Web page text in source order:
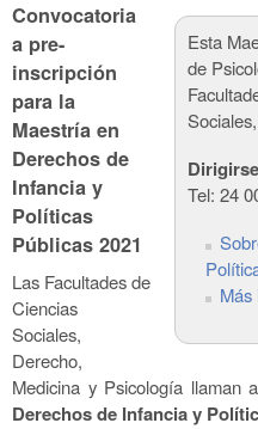
Esta
de
Tel: 24
Más
Convocatoria
a pre-
inscripción
para la
Maestría en
Derechos de
Infancia y
Políticas
Públicas 2021
Las Facultades de
Ciencias
Sociales,
Derecho,
Medicina y Psicología llaman
Derechos de Infancia y